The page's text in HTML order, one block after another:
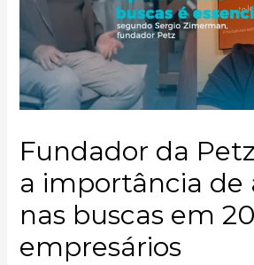
Fundador da
a importância de
nas buscas em
empresários